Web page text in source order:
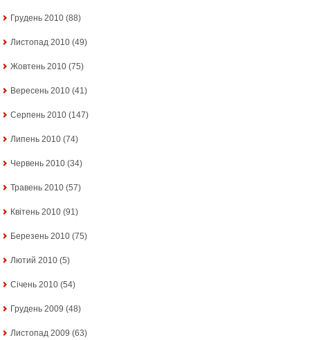
Грудень 2010 (88)
Листопад 2010 (49)
Жовтень 2010 (75)
Вересень 2010 (41)
Серпень 2010 (147)
Липень 2010 (74)
Червень 2010 (34)
Травень 2010 (57)
Квітень 2010 (91)
Березень 2010 (75)
Лютий 2010 (5)
Січень 2010 (54)
Грудень 2009 (48)
Листопад 2009 (63)